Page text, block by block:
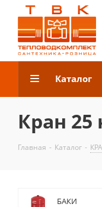
Каталог
Кран 25
Главная - Каталог -
БАКИ